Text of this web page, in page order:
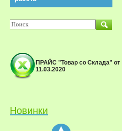
ПРАЙС "Товар со Склада" от
11.03.2020
Новинки
Спутниковый
Сверхвыгодная
рассрочка!»